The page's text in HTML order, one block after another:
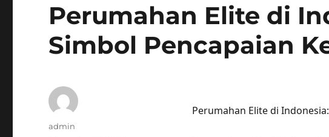
Perumahan Elite di
Simbol Pencapaian
Perumahan Elite di
Author
admin